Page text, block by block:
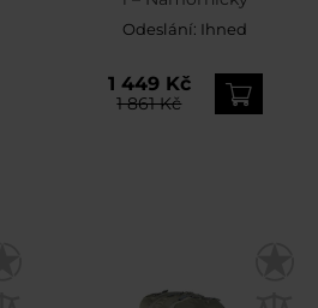
Odeslání: Ihned
1 449 Kč
1 861 Kč